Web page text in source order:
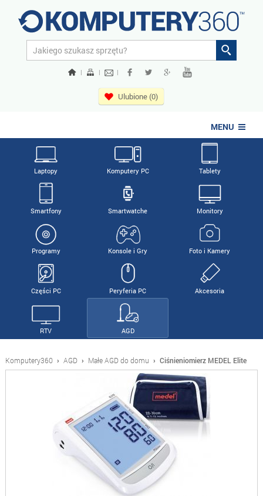
| | |
Ulubione (0)
MENU
Laptopy Komputery PC Tablety
Smartfony Smartwatche Monitory
Programy Konsole i Gry Foto i Kamery
Części PC Peryferia PC Akcesoria
RTV AGD
Komputery360 › AGD › Małe AGD do domu › Ciśnieniomierz MEDEL Elite